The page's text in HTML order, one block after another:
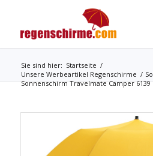
Sie sind hier: Startseite /
Unsere Werbeartikel Regenschirme /
Sonnenschirm Travelmate Camper 6139